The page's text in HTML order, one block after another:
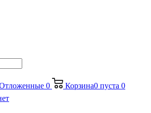
0 Корзина0 пуста 0